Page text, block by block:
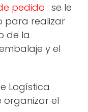
pedido : se le
para realizar
de la
y el
Logística
organizar el